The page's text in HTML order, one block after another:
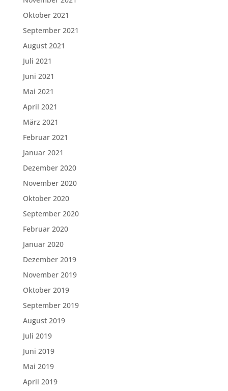
Oktober 2021
September 2021
August 2021
Juli 2021
Juni 2021
Mai 2021
April 2021
März 2021
Februar 2021
Januar 2021
Dezember 2020
November 2020
Oktober 2020
September 2020
Februar 2020
Januar 2020
Dezember 2019
November 2019
Oktober 2019
September 2019
August 2019
Juli 2019
Juni 2019
Mai 2019
April 2019